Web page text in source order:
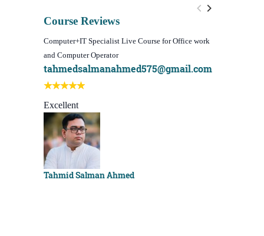
Course Reviews
Computer+IT Specialist Live Course for Office work
and Computer Operator
tahmedsalmanahmed575@gmail.com
Excellent
Tahmid Salman Ahmed